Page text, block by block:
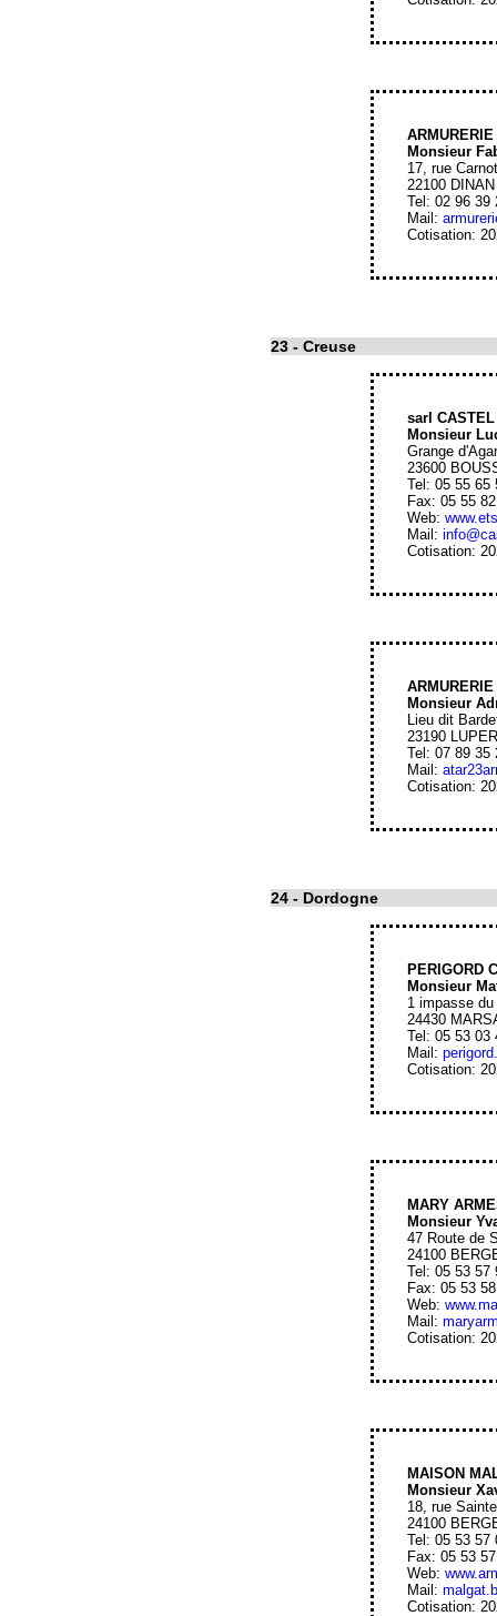
Monsieur
17, rue
22100 DINAN
Tel: 02 96 39
Mail:
Cotisation:
23 - Creuse
sarl
Monsieur
Grange
23600
Tel: 05 55 65
Fax: 05 55
Web:
Mail:
Cotisation:
ARMURERIE
Monsieur
Lieu dit
23190
Tel: 07 89 35
Mail:
Cotisation:
24 - Dordogne
PERIGORD
Monsieur
1 impasse
24430
Tel: 05 53 03
Mail:
Cotisation:
MARY
Monsieur
47 Route de
24100
Tel: 05 53 57
Fax: 05 53
Web:
Mail:
Cotisation:
MAISON
Monsieur
18, rue
24100
Tel: 05 53 57
Fax: 05 53
Web:
Mail:
Cotisation: